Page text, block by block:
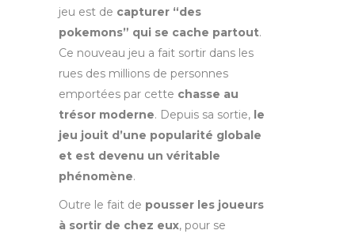
jeu est de capturer “des
pokemons” qui se cache partout.
Ce nouveau jeu a fait sortir dans les
rues des millions de personnes
emportées par cette chasse au
trésor moderne. Depuis sa sortie, le
jeu jouit d’une popularité globale
et est devenu un véritable
phénomène.
Outre le fait de pousser les joueurs
à sortir de chez eux, pour se